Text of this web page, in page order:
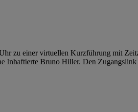
zu einer virtuellen Kurzführung mit
Inhaftierte Bruno Hiller. Den